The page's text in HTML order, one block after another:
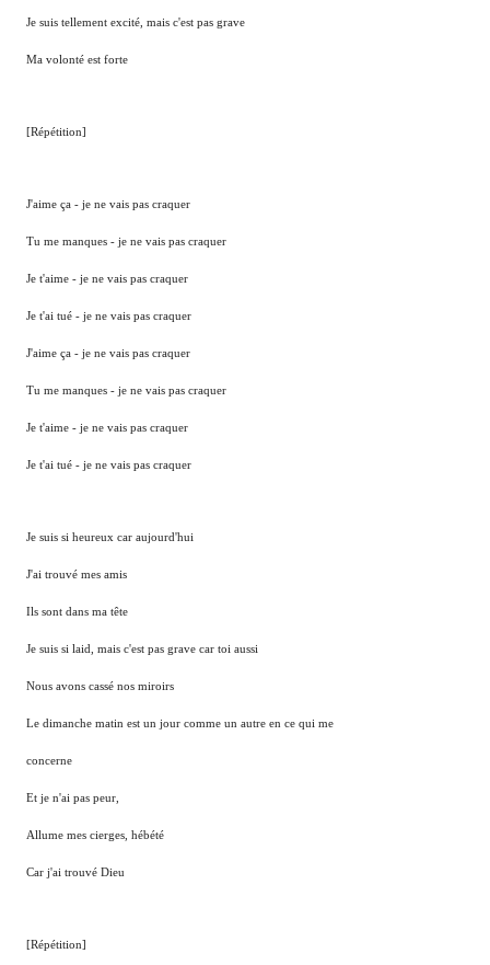
Je suis tellement excité, mais c'est pas grave
Ma volonté est forte
[Répétition]
J'aime ça - je ne vais pas craquer
Tu me manques - je ne vais pas craquer
Je t'aime - je ne vais pas craquer
Je t'ai tué - je ne vais pas craquer
J'aime ça - je ne vais pas craquer
Tu me manques - je ne vais pas craquer
Je t'aime - je ne vais pas craquer
Je t'ai tué - je ne vais pas craquer
Je suis si heureux car aujourd'hui
J'ai trouvé mes amis
Ils sont dans ma tête
Je suis si laid, mais c'est pas grave car toi aussi
Nous avons cassé nos miroirs
Le dimanche matin est un jour comme un autre en ce qui me
concerne
Et je n'ai pas peur,
Allume mes cierges, hébété
Car j'ai trouvé Dieu
[Répétition]